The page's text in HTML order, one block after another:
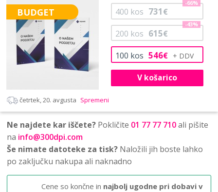
BUDGET
100 kos 546€
200 kos 615€
-43%
400 kos 731€
-66%
V košarico
četrtek, 20. avgusta Spremeni
Ne najdete kar iščete? Pokličite 01 77 77 710ali pišite
na info@300dpi.com
Še nimate datoteke za tisk? Naložili jih boste lahko
po zaključku nakupa ali naknadno
Cene so končne in najbolj ugodne pri dobavi v